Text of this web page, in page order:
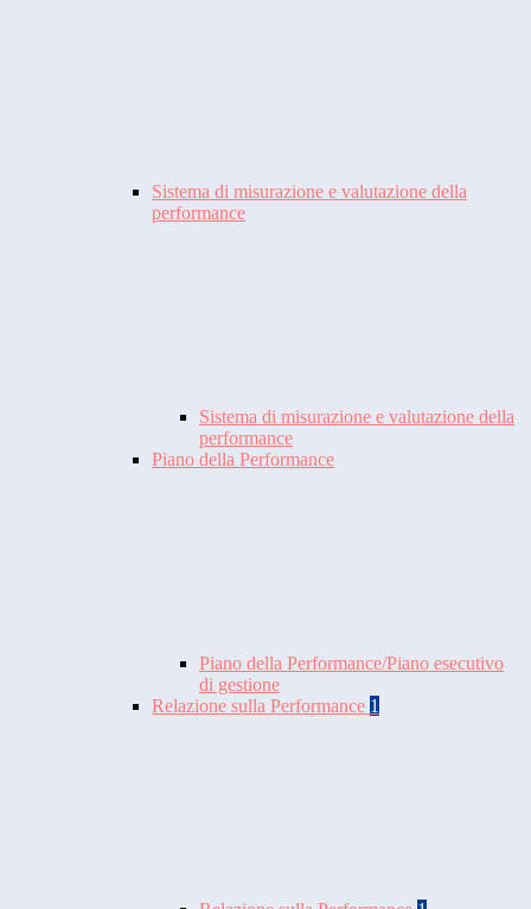
Sistema di misurazione e valutazione della
performance
Sistema di misurazione e valutazione della
performance
Piano della Performance
Piano della Performance/Piano esecutivo
di gestione
Relazione sulla Performance 1